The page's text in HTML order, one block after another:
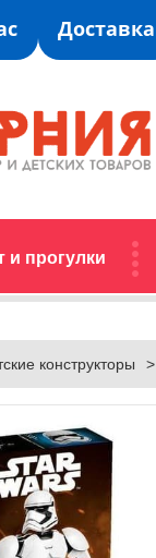
Доставка
и прогулки
конструкторы >